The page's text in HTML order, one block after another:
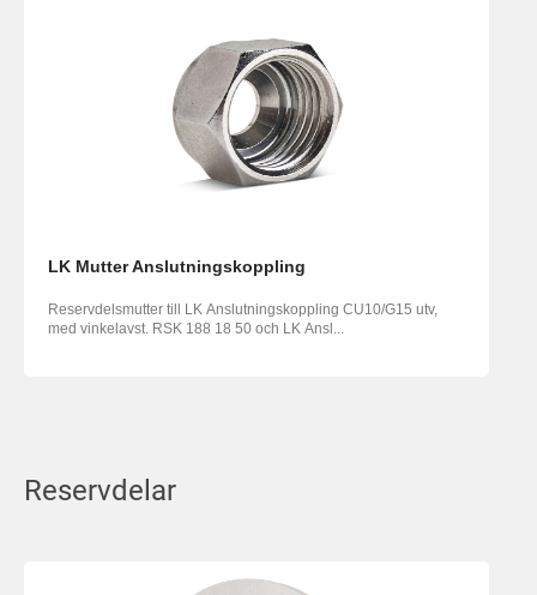
LK Mutter Anslutningskoppling
Reservdelsmutter till LK Anslutningskoppling CU10/G15 utv,
med vinkelavst. RSK 188 18 50 och LK Ansl...
Reservdelar